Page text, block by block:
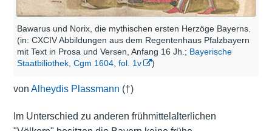
Bawarus und Norix, die mythischen ersten Herzöge Bayerns.
(in: CXCIV Abbildungen aus dem Regentenhaus Pfalzbayern
mit Text in Prosa und Versen, Anfang 16 Jh.; Bayerische
Staatbiliothek, Cgm 1604, fol. 1v
)
von Alheydis Plassmann (†)
Im Unterschied zu anderen frühmittelalterlichen